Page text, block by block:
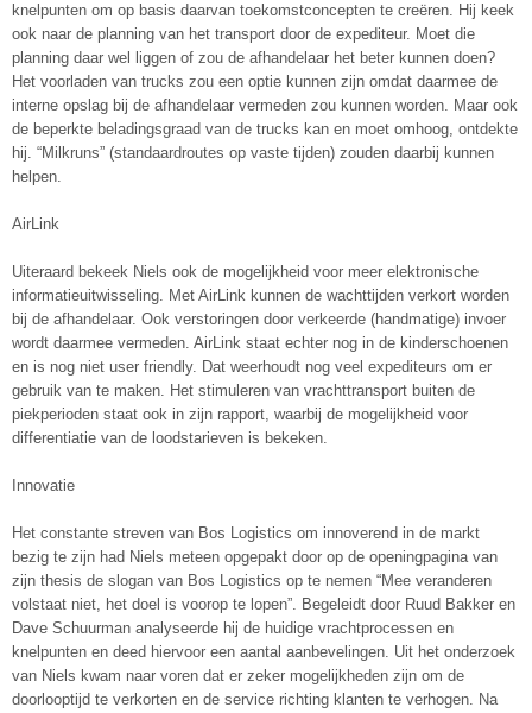
knelpunten om op basis daarvan toekomstconcepten te creëren. Hij keek
ook naar de planning van het transport door de expediteur. Moet die
planning daar wel liggen of zou de afhandelaar het beter kunnen doen?
Het voorladen van trucks zou een optie kunnen zijn omdat daarmee de
interne opslag bij de afhandelaar vermeden zou kunnen worden. Maar ook
de beperkte beladingsgraad van de trucks kan en moet omhoog, ontdekte
hij. “Milkruns” (standaardroutes op vaste tijden) zouden daarbij kunnen
helpen.
AirLink
Uiteraard bekeek Niels ook de mogelijkheid voor meer elektronische
informatieuitwisseling. Met AirLink kunnen de wachttijden verkort worden
bij de afhandelaar. Ook verstoringen door verkeerde (handmatige) invoer
wordt daarmee vermeden. AirLink staat echter nog in de kinderschoenen
en is nog niet user friendly. Dat weerhoudt nog veel expediteurs om er
gebruik van te maken. Het stimuleren van vrachttransport buiten de
piekperioden staat ook in zijn rapport, waarbij de mogelijkheid voor
differentiatie van de loodstarieven is bekeken.
Innovatie
Het constante streven van Bos Logistics om innoverend in de markt
bezig te zijn had Niels meteen opgepakt door op de openingpagina van
zijn thesis de slogan van Bos Logistics op te nemen “Mee veranderen
volstaat niet, het doel is voorop te lopen”. Begeleidt door Ruud Bakker en
Dave Schuurman analyseerde hij de huidige vrachtprocessen en
knelpunten en deed hiervoor een aantal aanbevelingen. Uit het onderzoek
van Niels kwam naar voren dat er zeker mogelijkheden zijn om de
doorlooptijd te verkorten en de service richting klanten te verhogen. Na